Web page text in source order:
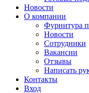
Новости
О компании
Фурнитура
Новости
Сотрудники
Вакансии
Отзывы
Написать
Контакты
Вход